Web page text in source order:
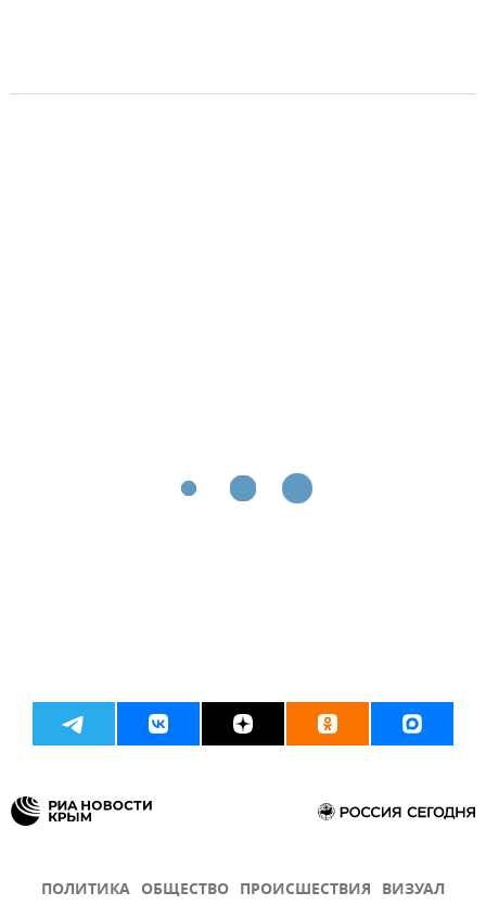
ПОЛИТИКА ОБЩЕСТВО ПРОИСШЕСТВИЯ ВИЗУАЛ